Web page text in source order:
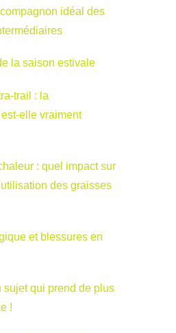
idéal des
la saison estivale
trail : la
elle vraiment
: quel impact sur
des graisses
et blessures en
sujet qui prend de plus
!